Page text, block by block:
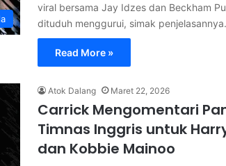
viral bersama Jay Idzes dan Beckham
dituduh menggurui, simak
Read More »
Atok Dalang Maret 22, 2026
Carrick Mengomentari
Timnas Inggris untuk
dan Kobbie Mainoo